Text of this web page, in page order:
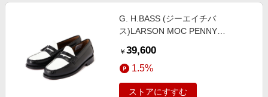
G. H.BASS (ジーエイチバ
ス)LARSON MOC PENNY
￥ 39,600
1.5%
ストアにすすむ